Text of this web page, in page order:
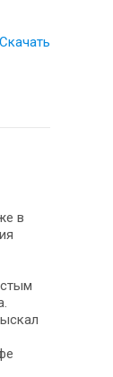
Скачать
в